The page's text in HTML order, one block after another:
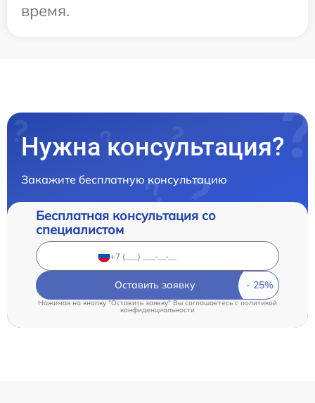
время.
Нужна консультация?
Закажите бесплатную консультацию
Бесплатная консультация со
специалистом
Оставить заявку
Нажимая на кнопку "Оставить заявку" Вы соглашаетесь cполитикой
конфиденциальности